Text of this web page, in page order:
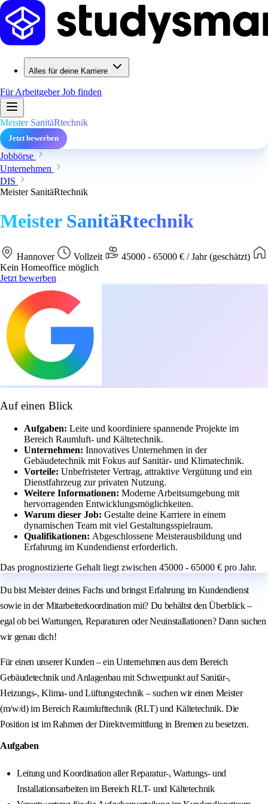
Alles für deine Karriere
Für ArbeitgeberJob finden
Meister SanitäRtechnik
Jetzt bewerben
Jobbörse
Unternehmen
DIS
Meister SanitäRtechnik
Meister SanitäRtechnik
Hannover Vollzeit
45000 - 65000 € / Jahr (geschätzt)
Kein Homeoffice möglich
Jetzt bewerben
Auf einen Blick
Aufgaben: Leite und koordiniere spannende Projekte im
Bereich Raumluft- und Kältetechnik.
Unternehmen: Innovatives Unternehmen in der
Gebäudetechnik mit Fokus auf Sanitär- und Klimatechnik.
Vorteile: Unbefristeter Vertrag, attraktive Vergütung und ein
Dienstfahrzeug zur privaten Nutzung.
Weitere Informationen: Moderne Arbeitsumgebung mit
hervorragenden Entwicklungsmöglichkeiten.
Warum dieser Job: Gestalte deine Karriere in einem
dynamischen Team mit viel Gestaltungsspielraum.
Qualifikationen: Abgeschlossene Meisterausbildung und
Erfahrung im Kundendienst erforderlich.
Das prognostizierte Gehalt liegt zwischen 45000 - 65000 € pro Jahr.
Du bist Meister deines Fachs und bringst Erfahrung im Kundendienst
sowie in der Mitarbeiterkoordination mit? Du behältst den Überblick –
egal ob bei Wartungen, Reparaturen oder Neuinstallationen? Dann suchen
wir genau dich!
Für einen unserer Kunden – ein Unternehmen aus dem Bereich
Gebäudetechnik und Anlagenbau mit Schwerpunkt auf Sanitär-,
Heizungs-, Klima- und Lüftungstechnik – suchen wir einen Meister
(m/w/d) im Bereich Raumlufttechnik (RLT) und Kältetechnik. Die
Position ist im Rahmen der Direktvermittlung in Bremen zu besetzen.
Aufgaben
Leitung und Koordination aller Reparatur-, Wartungs- und
Installationsarbeiten im Bereich RLT- und Kältetechnik